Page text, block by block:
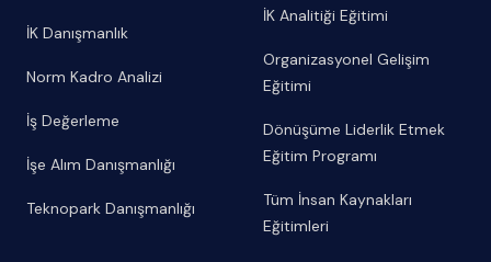
İK Danışmanlık
Norm Kadro Analizi
İş Değerleme
İşe Alım Danışmanlığı
Teknopark Danışmanlığı
İK Analitiği Eğitimi
Organizasyonel Gelişim
Eğitimi
Dönüşüme Liderlik Etmek
Eğitim Programı
Tüm İnsan Kaynakları
Eğitimleri